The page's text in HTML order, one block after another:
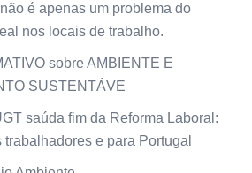
é apenas um problema do
nos locais de trabalho.
sobre AMBIENTE E
SUSTENTÁVE
saúda fim da Reforma Laboral:
e para Portugal